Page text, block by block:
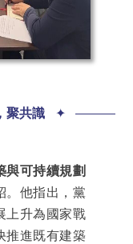
聚共識 ✦
與可持續規劃
。他指出，黨
上升為國家戰
推進既有建築